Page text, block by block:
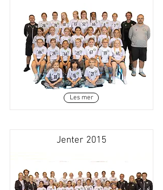
Les mer
Jenter 2015